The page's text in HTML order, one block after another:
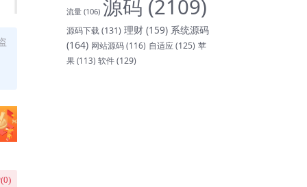
0)
流量 (106) 源码 (2109)
源码下载(131) 理财 (159) 系统源码
(164) 网站源码(116) 自适应(125) 苹
果 (113) 软件(129)